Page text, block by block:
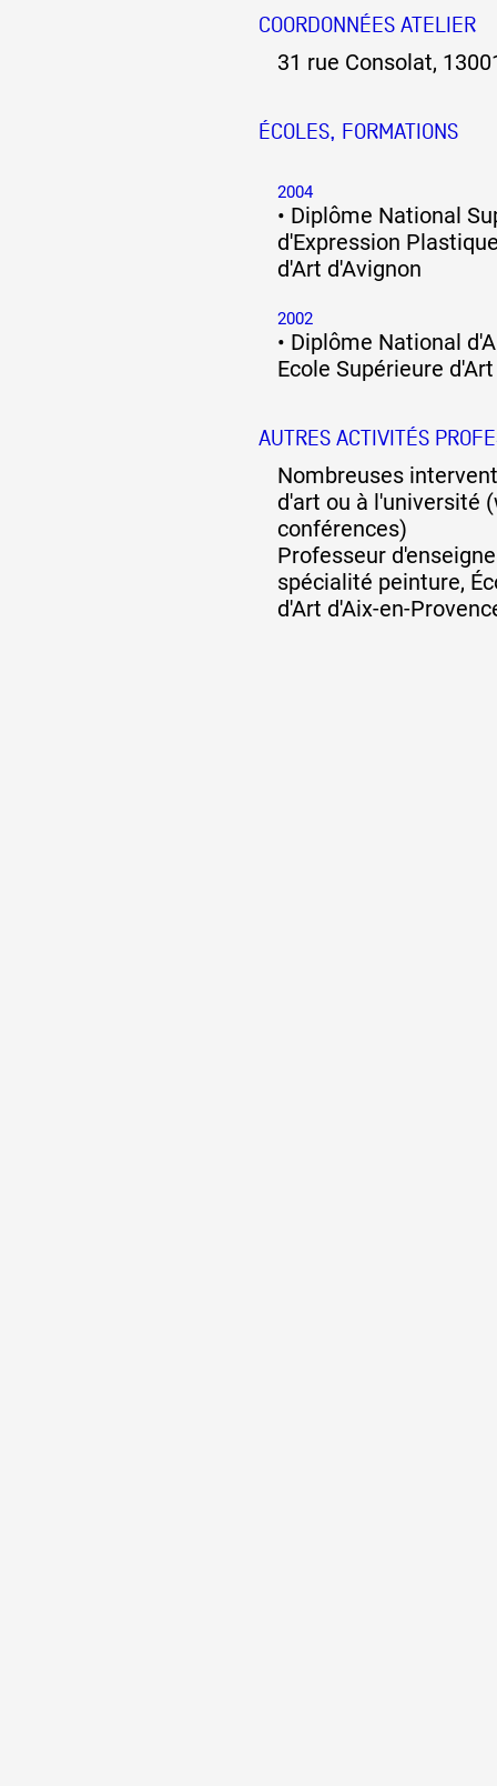
COORDONNÉES ATELIER
31 rue Consolat,
ÉCOLES, FORMATIONS
2004
• Diplôme National
d'Expression
d'Art d'Avignon
2002
• Diplôme National
Ecole Supérieure
AUTRES ACTIVITÉS
Nombreuses
d'art ou à l'université
conférences)
Professeur
spécialité peinture,
d'Art d'Aix-en-